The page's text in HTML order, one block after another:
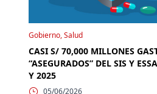
Gobierno, Salud
CASI S/ 70,000 MILLONES
“ASEGURADOS” DEL SIS Y
Y 2025
05/06/2026